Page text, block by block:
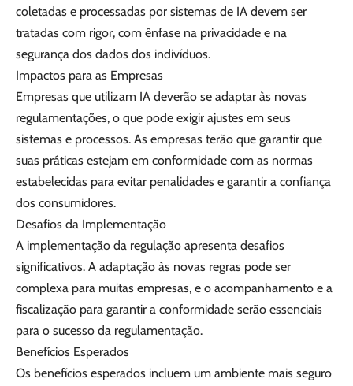
coletadas e processadas por sistemas de IA devem ser
tratadas com rigor, com ênfase na privacidade e na
segurança dos dados dos indivíduos.
Impactos para as Empresas
Empresas que utilizam IA deverão se adaptar às novas
regulamentações, o que pode exigir ajustes em seus
sistemas e processos. As empresas terão que garantir que
suas práticas estejam em conformidade com as normas
estabelecidas para evitar penalidades e garantir a confiança
dos consumidores.
Desafios da Implementação
A implementação da regulação apresenta desafios
significativos. A adaptação às novas regras pode ser
complexa para muitas empresas, e o acompanhamento e a
fiscalização para garantir a conformidade serão essenciais
para o sucesso da regulamentação.
Benefícios Esperados
Os benefícios esperados incluem um ambiente mais seguro